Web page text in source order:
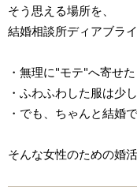
そう思える場所を、
結婚相談所ディアブラ
・無理に"モテ"へ寄せ
・ふわふわした服は少
・でも、ちゃんと結婚
そんな女性のための婚